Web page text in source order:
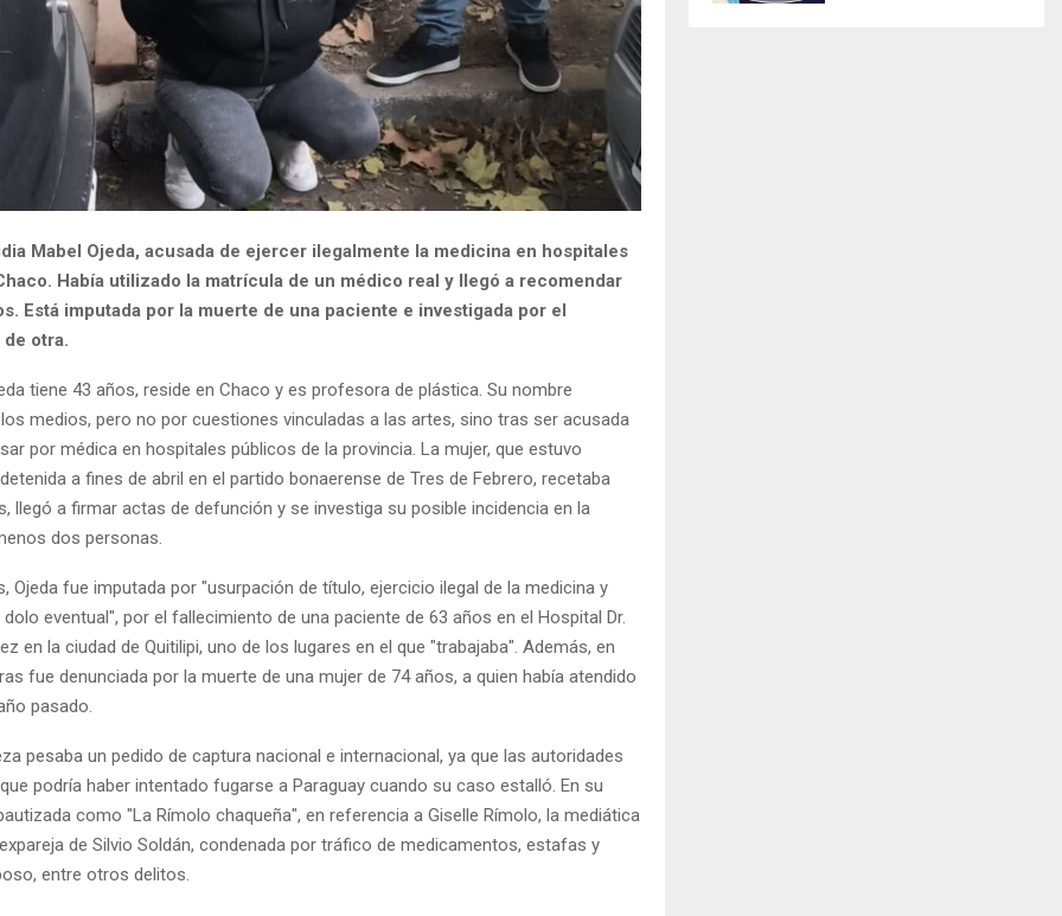
Mabel Ojeda, acusada de ejercer ilegalmente la medicina en hospitales
Había utilizado la matrícula de un médico real y llegó a recomendar
Está imputada por la muerte de una paciente e investigada por el
otra.
tiene 43 años, reside en Chaco y es profesora de plástica. Su nombre
medios, pero no por cuestiones vinculadas a las artes, sino tras ser acusada
por médica en hospitales públicos de la provincia. La mujer, que estuvo
a fines de abril en el partido bonaerense de Tres de Febrero, recetaba
llegó a firmar actas de defunción y se investiga su posible incidencia en la
dos personas.
Ojeda fue imputada por "usurpación de título, ejercicio ilegal de la medicina y
eventual", por el fallecimiento de una paciente de 63 años en el Hospital Dr.
en la ciudad de Quitilipi, uno de los lugares en el que "trabajaba". Además, en
fue denunciada por la muerte de una mujer de 74 años, a quien había atendido
pasado.
pesaba un pedido de captura nacional e internacional, ya que las autoridades
podría haber intentado fugarse a Paraguay cuando su caso estalló. En su
como "La Rímolo chaqueña", en referencia a Giselle Rímolo, la mediática
de Silvio Soldán, condenada por tráfico de medicamentos, estafas y
entre otros delitos.